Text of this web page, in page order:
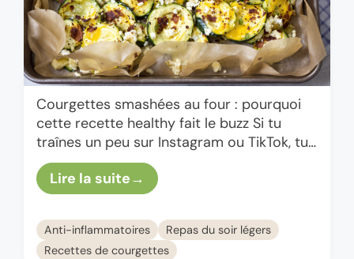
Courgettes smashées au four : pourquoi
cette recette healthy fait le buzz Si tu
traînes un peu sur Instagram ou TikTok, tu
as sûrement vu passer ces courgettes
smashées au …
Lire la suite
Anti-inflammatoires
Repas du soir légers
Recettes de courgettes